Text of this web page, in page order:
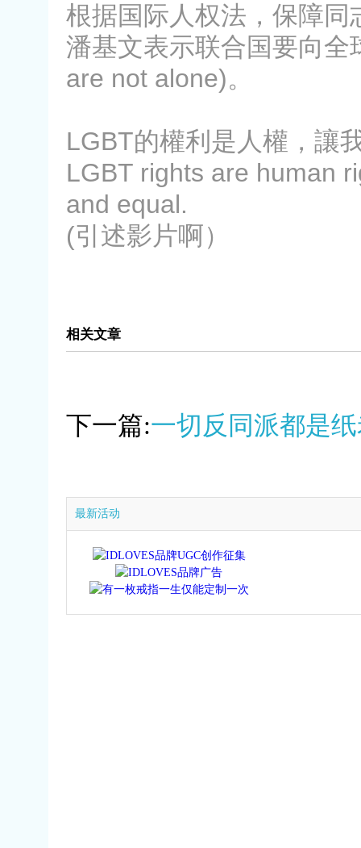
根据国际人权法，保障
潘基文表示联合国要向
are not alone)。
LGBT的權利是人權，讓
LGBT rights are human
and equal.
(引述影片啊）
相关文章
下一篇:一切反同派都是
最新活动